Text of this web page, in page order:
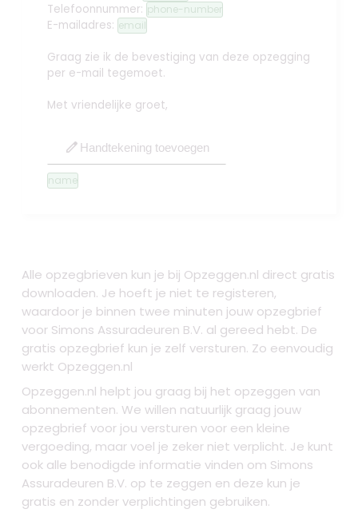
Telefoonnummer: phone-number
E-mailadres: email
Graag zie ik de bevestiging van deze opzegging
per e-mail tegemoet.
Met vriendelijke groet,
edit Handtekening toevoegen
name
Alle opzegbrieven kun je bij Opzeggen.nl direct gratis
downloaden. Je hoeft je niet te registeren,
waardoor je binnen twee minuten jouw opzegbrief
voor Simons Assuradeuren B.V. al gereed hebt. De
gratis opzegbrief kun je zelf versturen. Zo eenvoudig
werkt Opzeggen.nl
Opzeggen.nl helpt jou graag bij het opzeggen van
abonnementen. We willen natuurlijk graag jouw
opzegbrief voor jou versturen voor een kleine
vergoeding, maar voel je zeker niet verplicht. Je kunt
ook alle benodigde informatie vinden om Simons
Assuradeuren B.V. op te zeggen en deze kun je
gratis en zonder verplichtingen gebruiken.